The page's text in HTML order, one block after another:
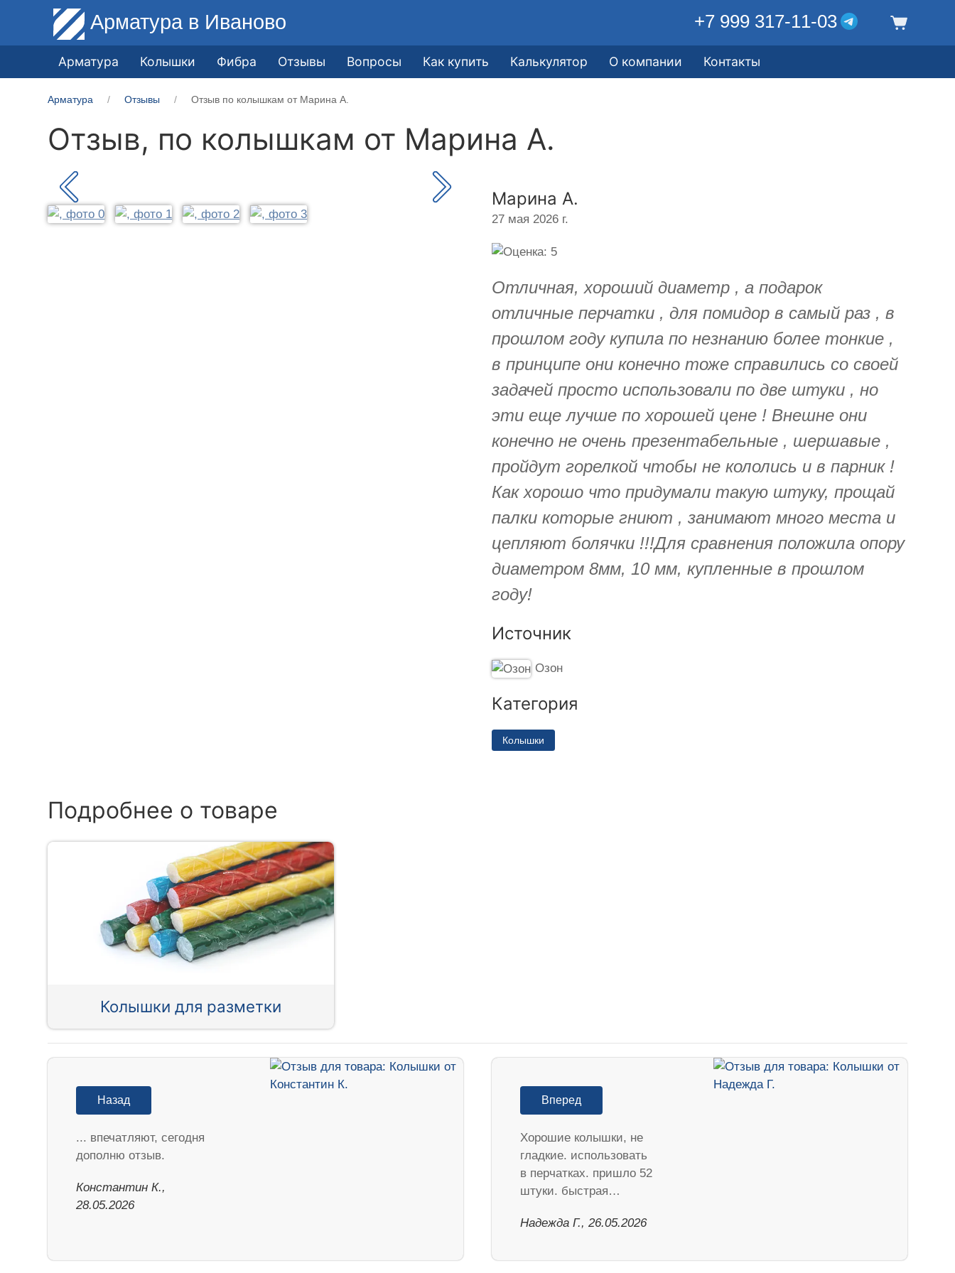
Арматура в Иваново +7 999 317-11-03
Арматура Колышки Фибра Отзывы Вопросы Как купить Калькулятор О компании Контакты
Арматура Отзывы Отзыв по колышкам от Марина А.
Отзыв, по колышкам от Марина А.
Марина А.
27 мая 2026 г.
Отличная, хороший диаметр , а подарок
отличные перчатки , для помидор в самый раз , в
прошлом году купила по незнанию более тонкие ,
в принципе они конечно тоже справились со своей
задачей просто использовали по две штуки , но
эти еще лучше по хорошей цене ! Внешне они
конечно не очень презентабельные , шершавые ,
пройдут горелкой чтобы не кололись и в парник !
Как хорошо что придумали такую штуку, прощай
палки которые гниют , занимают много места и
цепляют болячки !!!Для сравнения положила опору
диаметром 8мм, 10 мм, купленные в прошлом
году!
Источник
Озон
Категория
Колышки
Подробнее о товаре
Колышки для разметки
Назад
... впечатляют, сегодня
дополню отзыв.
Константин К.,
28.05.2026
Вперед
Хорошие колышки, не
гладкие. использовать
в перчатках. пришло 52
штуки. быстрая…
Надежда Г., 26.05.2026